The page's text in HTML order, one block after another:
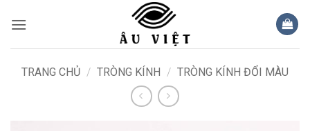
qua
TRANG CHỦ / TRÒNG KÍNH / TRÒNG KÍNH ĐỔI MÀU